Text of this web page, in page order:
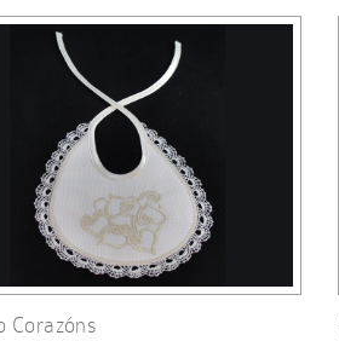
Corazóns